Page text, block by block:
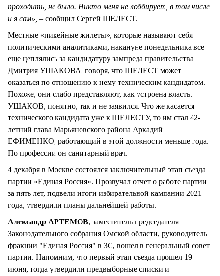
проходить, не было. Никто меня не лоббирует, в том числе
и я сам», – сообщил Сергей ШЕЛЕСТ.
Местные «пикейные жилеты», которые называют себя
политическими аналитиками, накануне понедельника все
еще цеплялись за кандидатуру зампреда правительства
Дмитрия УШАКОВА, говоря, что ШЕЛЕСТ может
оказаться по отношению к нему техническим кандидатом.
Похоже, они слабо представляют, как устроена власть.
УШАКОВ, понятно, так и не заявился. Что же касается
технического кандидата уже к ШЕЛЕСТУ, то им стал 42-
летний глава Марьяновского района Аркадий
ЕФИМЕНКО, работающий в этой должности меньше года.
По профессии он санитарный врач.
4 декабря в Москве состоялся заключительный этап съезда
партии «Единая Россия». Прозвучал отчет о работе партии
за пять лет, подвели итоги избирательной кампании 2021
года, утвердили планы дальнейшей работы.
Александр АРТЕМОВ, заместитель председателя
Законодательного собрания Омской области, руководитель
фракции "Единая Россия" в ЗС, вошел в генеральный совет
партии. Напомним, что первый этап съезда прошел 19
июня, тогда утвердили предвыборные списки и